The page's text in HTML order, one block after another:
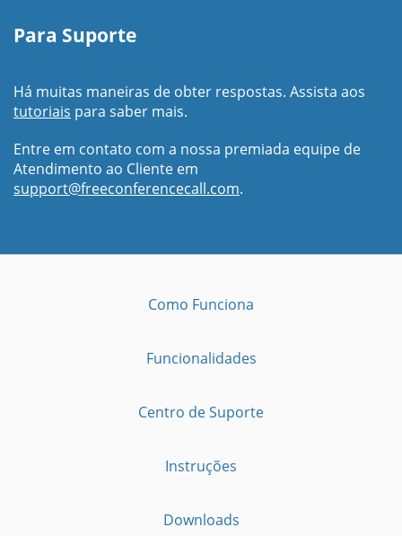
Para Suporte
Há muitas maneiras de obter respostas. Assista aos
tutoriais para saber mais.
Entre em contato com a nossa premiada equipe de
Atendimento ao Cliente em
support@freeconferencecall.com.
Como Funciona
Funcionalidades
Centro de Suporte
Instruções
Downloads